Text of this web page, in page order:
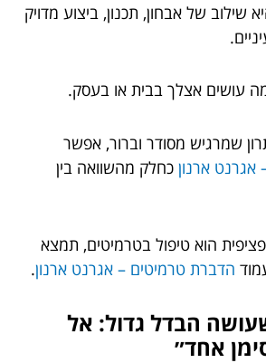
שילוב של אבחון, תכנון, ביצוע מדויק
עושים אצלך בבית או בעסק.
שמרגיש מסודר וברור, אפשר
ארנון כחלק מהשוואה בין
הוא טיפול בטרמיטים, תמצא
הדברת טרמיטים – אגרנט ארנון.
הבדל גדול: אל
אחד״